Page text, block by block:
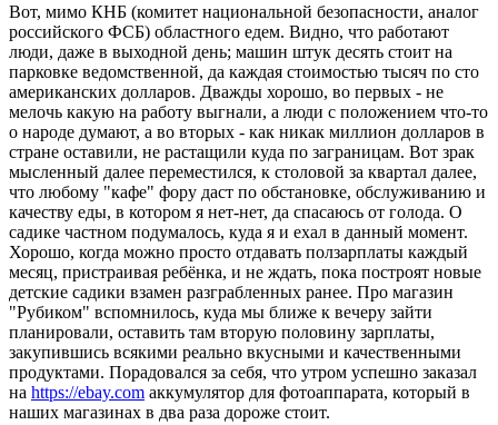
Вот, мимо КНБ (комитет национальной безопасности, аналог
российского ФСБ) областного едем. Видно, что работают
люди, даже в выходной день; машин штук десять стоит на
парковке ведомственной, да каждая стоимостью тысяч по сто
американских долларов. Дважды хорошо, во первых - не
мелочь какую на работу выгнали, а люди с положением что-то
о народе думают, а во вторых - как никак миллион долларов в
стране оставили, не растащили куда по заграницам. Вот зрак
мысленный далее переместился, к столовой за квартал далее,
что любому "кафе" фору даст по обстановке, обслуживанию и
качеству еды, в котором я нет-нет, да спасаюсь от голода. О
садике частном подумалось, куда я и ехал в данный момент.
Хорошо, когда можно просто отдавать ползарплаты каждый
месяц, пристраивая ребёнка, и не ждать, пока построят новые
детские садики взамен разграбленных ранее. Про магазин
"Рубиком" вспомнилось, куда мы ближе к вечеру зайти
планировали, оставить там вторую половину зарплаты,
закупившись всякими реально вкусными и качественными
продуктами. Порадовался за себя, что утром успешно заказал
на https://ebay.com аккумулятор для фотоаппарата, который в
наших магазинах в два раза дороже стоит.